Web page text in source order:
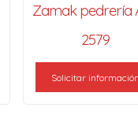
Zamak pedrería
2579
Solicitar información